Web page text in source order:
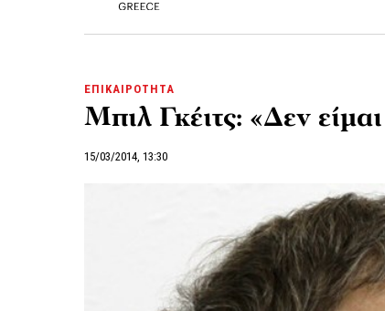
ΕΠΙΚΑΙΡΟΤΗΤΑ
Μπιλ Γκέιτς: «Δεν
15/03/2014, 13:30